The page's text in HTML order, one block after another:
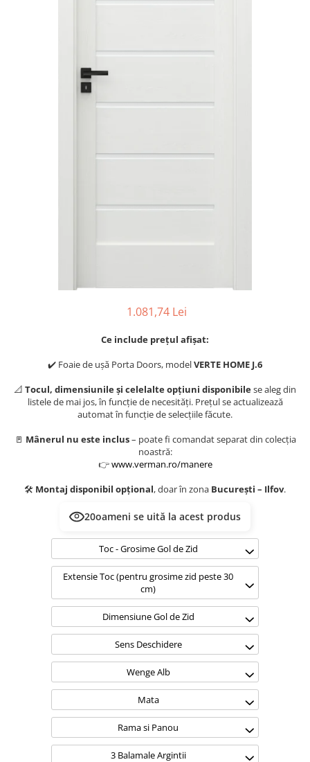
Woodstock XL 10mm
Woodstock XL 8mm
Amazone 10 mm
Mammut 12 mm
Progress 10 mm
Robusto 12 mm
1.081,74 Lei
Ce include prețul afișat:
✔️ Foaie de ușă Porta Doors, modelVERTE HOME J.6
📐 Tocul, dimensiunile și celelalte opțiuni disponibilese aleg din
listele de mai jos, în funcție de necesități. Prețul se actualizează
automat în funcție de selecțiile făcute.
🚪 Mânerul nu este inclus– poate fi comandat separat din colecția
noastră:
👉www.verman.ro/manere
🛠️ Montaj disponibil opțional, doar în zona București – Ilfov.
20oameni se uită la acest produs
Toc - Grosime Gol de Zid
Extensie Toc (pentru grosime zid peste 30
cm)
Dimensiune Gol de Zid
Sens Deschidere
Wenge Alb
Mata
Rama si Panou
3 Balamale Argintii